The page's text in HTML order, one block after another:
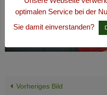
Vorheriges Bild
optimalen Service bei der
Sie damit einverstanden?